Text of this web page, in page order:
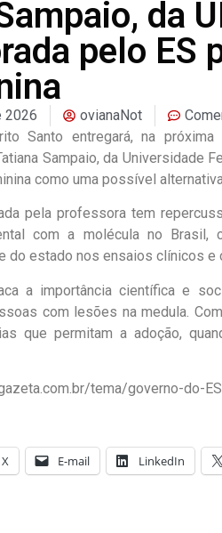
da
pelo ES
2026 ovianaNot
Santo entregará, na
Sampaio, da Universidade
como uma possível
pela professora tem
com a molécula no
do estado nos ensaios clínicos
a importância científica e
com lesões na medula.
que permitam a adoção,
tema/governo-do-ES
X E-mail LinkedIn